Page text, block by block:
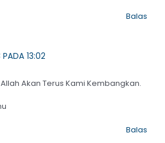
Balas
13:02
Akan Terus Kami Kembangkan.
Balas